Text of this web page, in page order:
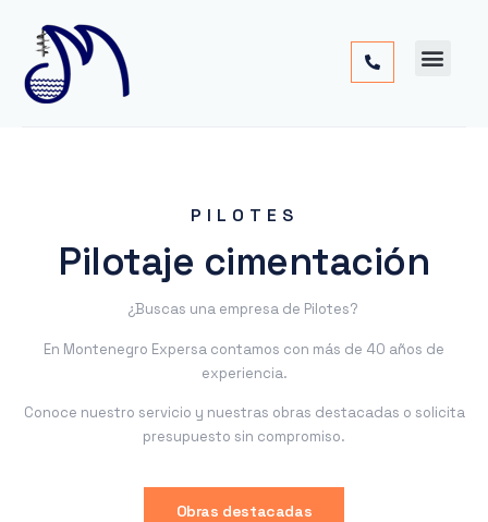
PILOTES
Pilotaje cimentación
¿Buscas una empresa de Pilotes?
En Montenegro Expersa contamos con más de 40 años de
experiencia.
Conoce nuestro servicio y nuestras obras destacadas o solicita
presupuesto sin compromiso.
Obras destacadas